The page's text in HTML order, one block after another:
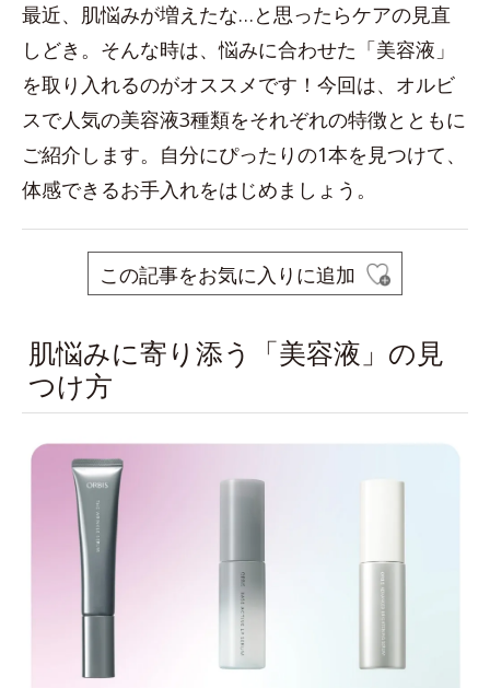
最近、肌悩みが増えたな…と思ったらケアの見直
しどき。そんな時は、悩みに合わせた「美容液」
を取り入れるのがオススメです！今回は、オルビ
スで人気の美容液3種類をそれぞれの特徴とともに
ご紹介します。自分にぴったりの1本を見つけて、
体感できるお手入れをはじめましょう。
この記事をお気に入りに追加
肌悩みに寄り添う「美容液」の見
つけ方